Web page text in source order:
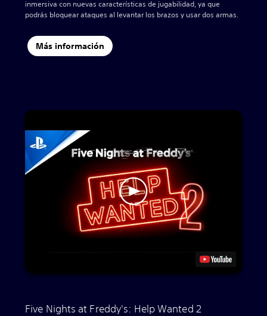
inmersiva con nuevas características de jugabilidad, ya que
podrás bloquear ataques al levantar los brazos y usar dos armas.
Más información
Five Nights at Freddy's: Help Wanted 2